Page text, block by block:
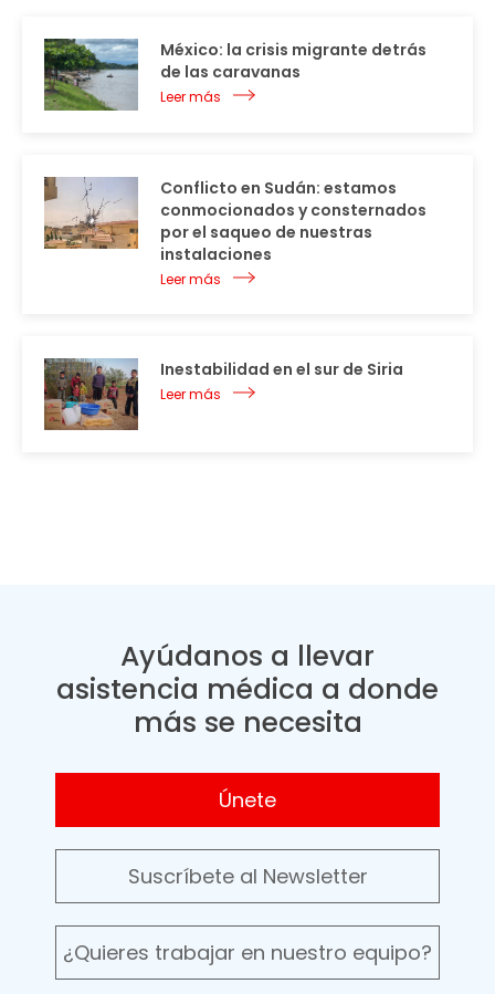
México: la crisis migrante detrás
de las caravanas
Leer más
Conflicto en Sudán: estamos
conmocionados y consternados
por el saqueo de nuestras
instalaciones
Leer más
Inestabilidad en el sur de Siria
Leer más
Ayúdanos a llevar
asistencia médica a donde
más se necesita
Únete
Suscríbete al Newsletter
¿Quieres trabajar en nuestro equipo?